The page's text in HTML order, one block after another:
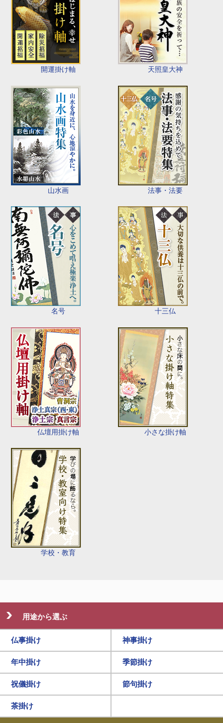
開運掛け軸 天照皇大神
山水画 法事・法要
名号 十三仏
仏壇用掛け軸 小さな掛け軸
学校・教育
用途から選ぶ
仏事掛け 神事掛け
年中掛け 季節掛け
祝儀掛け 節句掛け
茶掛け